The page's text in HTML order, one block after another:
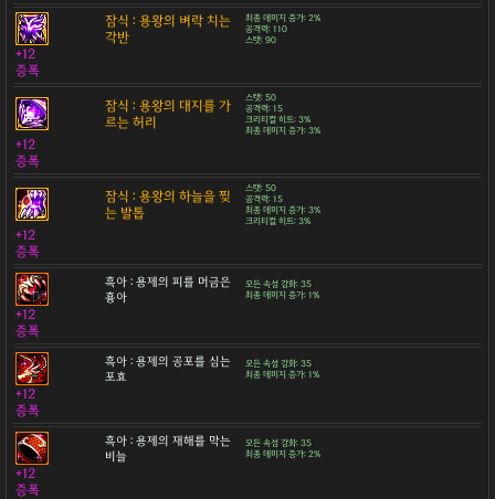
잠식 : 용왕의 벼락 치는
각반
최종 데미지 증가: 2%
공격력: 110
스탯: 90
+12
증폭
잠식 : 용왕의 대지를 가
르는 허리
스탯: 50
공격력: 15
크리티컬 히트: 3%
최종 데미지 증가: 3%
+12
증폭
잠식 : 용왕의 하늘을 찢
는 발톱
스탯: 50
공격력: 15
최종 데미지 증가: 3%
크리티컬 히트: 3%
+12
증폭
흑아 : 용제의 피를 머금은
흉아
모든 속성 강화: 35
최종 데미지 증가: 1%
+12
증폭
흑아 : 용제의 공포를 심는
포효
모든 속성 강화: 35
최종 데미지 증가: 1%
+12
증폭
흑아 : 용제의 재해를 막는
비늘
모든 속성 강화: 35
최종 데미지 증가: 2%
+12
증폭